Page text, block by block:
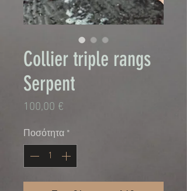
Collier triple rangs
Serpent
100,00 €
Ποσότητα *